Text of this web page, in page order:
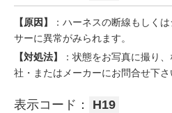
【原因】
：ハーネスの断線もしく
サーに異常がみられます。
【対処法】
：状態をお写真に撮り
社・またはメーカーにお問合せ下さ
表示コード： H19